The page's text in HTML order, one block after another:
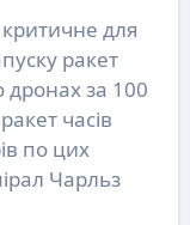
для
ракет
дронах за 100
часів
по цих
Чарльз